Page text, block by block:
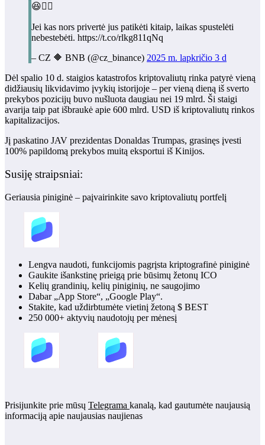
😆🤷‍♂️
Jei kas nors privertė jus patikėti kitaip, laikas spustelėti
nebestebėti. https://t.co/rlkg811qNq
– CZ 🔶 BNB (@cz_binance) 2025 m. lapkričio 3 d
Dėl spalio 10 d. staigios katastrofos kriptovaliutų rinka patyrė vieną
didžiausių likvidavimo įvykių istorijoje – per vieną dieną iš sverto
prekybos pozicijų buvo nušluota daugiau nei 19 mlrd. Ši staigi
avarija taip pat išbraukė apie 600 mlrd. USD iš kriptovaliutų rinkos
kapitalizacijos.
Jį paskatino JAV prezidentas Donaldas Trumpas, grasinęs įvesti
100% papildomą prekybos muitą eksportui iš Kinijos.
Susiję straipsniai:
Geriausia piniginė – paįvairinkite savo kriptovaliutų portfelį
Lengva naudoti, funkcijomis pagrįsta kriptografinė piniginė
Gaukite išankstinę prieigą prie būsimų žetonų ICO
Kelių grandinių, kelių piniginių, ne saugojimo
Dabar „App Store“, „Google Play“.
Stakite, kad uždirbtumėte vietinį žetoną $ BEST
250 000+ aktyvių naudotojų per mėnesį
Prisijunkite prie mūsų Telegrama kanalą, kad gautumėte naujausią
informaciją apie naujausias naujienas